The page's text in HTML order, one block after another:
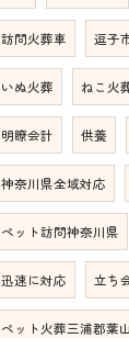
訪問火葬車 逗子
いぬ火葬 ねこ火
明瞭会計 供養
神奈川県全域対応
ペット訪問神奈川県
迅速に対応 立ち
ペット火葬三浦郡葉